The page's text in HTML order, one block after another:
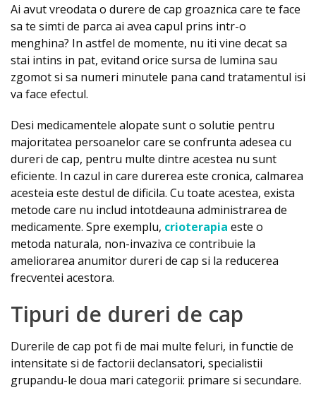
Ai avut vreodata o durere de cap groaznica care te face
sa te simti de parca ai avea capul prins intr-o
menghina? In astfel de momente, nu iti vine decat sa
stai intins in pat, evitand orice sursa de lumina sau
zgomot si sa numeri minutele pana cand tratamentul isi
va face efectul.
Desi medicamentele alopate sunt o solutie pentru
majoritatea persoanelor care se confrunta adesea cu
dureri de cap, pentru multe dintre acestea nu sunt
eficiente. In cazul in care durerea este cronica, calmarea
acesteia este destul de dificila. Cu toate acestea, exista
metode care nu includ intotdeauna administrarea de
medicamente. Spre exemplu, crioterapia este o
metoda naturala, non-invaziva ce contribuie la
ameliorarea anumitor dureri de cap si la reducerea
frecventei acestora.
Tipuri de dureri de cap
Durerile de cap pot fi de mai multe feluri, in functie de
intensitate si de factorii declansatori, specialistii
grupandu-le doua mari categorii: primare si secundare.